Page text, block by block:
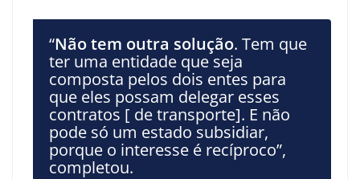
“Não tem outra solução. Tem que
ter uma entidade que seja
composta pelos dois entes para
que eles possam delegar esses
contratos [ de transporte]. E não
pode só um estado subsidiar,
porque o interesse é recíproco”,
completou.